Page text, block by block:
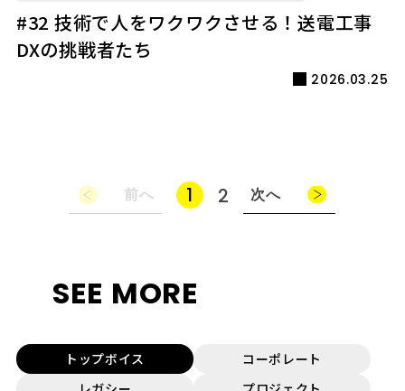
#32 技術で人をワクワクさせる！送電工事
DXの挑戦者たち
2026.03.25
前へ 1 2 次へ
SEE MORE
トップボイス
コーポレート